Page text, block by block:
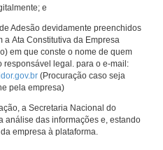
e
Adesão devidamente preenchidos
a Ata Constitutiva da Empresa
em que conste o nome de quem
responsável legal. para o e-mail:
(Procuração caso seja
pela empresa)
a Secretaria Nacional do
análise das informações e, estando
empresa à plataforma.